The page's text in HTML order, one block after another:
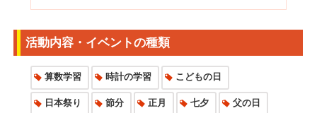
活動内容・イベントの種類
算数学習 時計の学習 こどもの日
日本祭り 節分 正月 七夕 父の日